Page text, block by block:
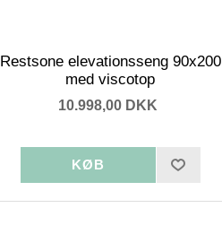
Restsone elevationsseng 90x200
med viscotop
10.998,00 DKK